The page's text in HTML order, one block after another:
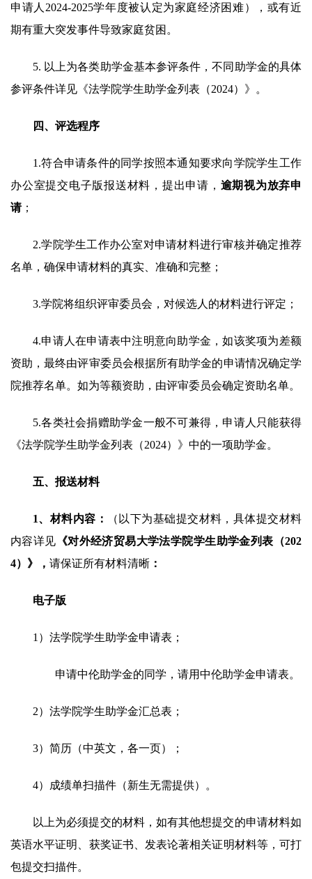
申请人2024-2025学年度被认定为家庭经济困难），或有近
期有重大突发事件导致家庭贫困。
5. 以上为各类助学金基本参评条件，不同助学金的具体
参评条件详见《法学院学生助学金列表（2024）》。
四、评选程序
1.符合申请条件的同学按照本通知要求向学院学生工作
办公室提交电子版报送材料，提出申请， 逾期视为放弃申
请；
2.学院学生工作办公室对申请材料进行审核并确定推荐
名单，确保申请材料的真实、准确和完整；
3.学院将组织评审委员会，对候选人的材料进行评定；
4.申请人在申请表中注明意向助学金，如该奖项为差额
资助，最终由评审委员会根据所有助学金的申请情况确定学
院推荐名单。如为等额资助，由评审委员会确定资助名单。
5.各类社会捐赠助学金一般不可兼得，申请人只能获得
《法学院学生助学金列表（2024）》中的一项助学金。
五、报送材料
1、材料内容：
（以下为基础提交材料，具体提交材料
内容详见 《对外经济贸易大学法学院学生助学金列表（202
4）》 ， 请保证所有材料清晰 ：
电子版
1）法学院学生助学金申请表；
申请中伦助学金的同学，请用中伦助学金申请表。
2）法学院学生助学金汇总表；
3）简历（中英文，各一页）；
4）成绩单扫描件（新生无需提供）。
以上为必须提交的材料，如有其他想提交的申请材料如
英语水平证明、获奖证书、发表论著相关证明材料等，可打
包提交扫描件。